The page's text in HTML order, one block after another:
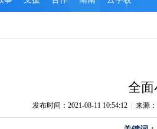
全
发布时间：2021-08-11 10:54:12| 来源